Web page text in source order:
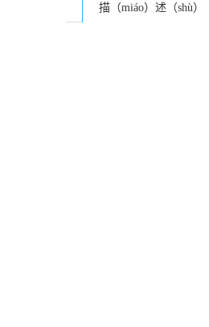
描（miáo）述（shù）